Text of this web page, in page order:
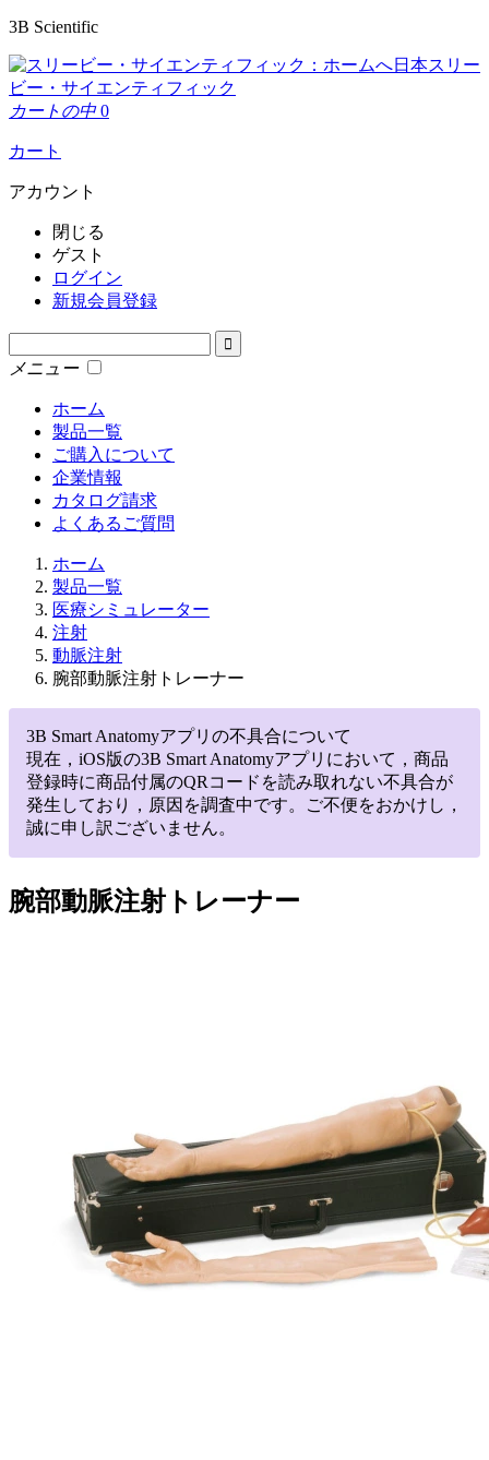
3B Scientific
日本スリー
ビー・サイエンティフィック
カートの中 0
カート
アカウント
閉じる
ゲスト
ログイン
新規会員登録
メニュー
ホーム
製品一覧
ご購入について
企業情報
カタログ請求
よくあるご質問
ホーム
製品一覧
医療シミュレーター
注射
動脈注射
腕部動脈注射トレーナー
3B Smart Anatomyアプリの不具合について
現在，iOS版の3B Smart Anatomyアプリにおいて，商品
登録時に商品付属のQRコードを読み取れない不具合が
発生しており，原因を調査中です。ご不便をおかけし，
誠に申し訳ございません。
腕部動脈注射トレーナー